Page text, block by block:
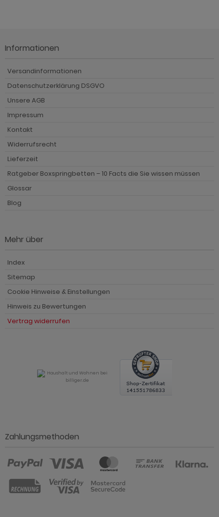
Informationen
Versandinformationen
Datenschutzerklärung DSGVO
Unsere AGB
Impressum
Kontakt
Widerrufsrecht
Lieferzeit
Ratgeber Boxspringbetten – 10 Facts die Sie wissen müssen
Glossar
Blog
Mehr über
Index
Sitemap
Cookie Hinweise & Einstellungen
Hinweis zu Bewertungen
Vertrag widerrufen
Zahlungsmethoden